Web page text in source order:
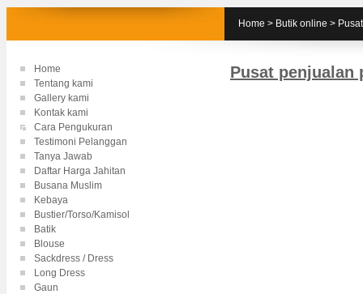
Home > Butik online >
Home
Tentang kami
Gallery kami
Kontak kami
Cara Pengukuran
Testimoni Pelanggan
Tanya Jawab
Daftar Harga Jahitan
Busana Muslim
Kebaya
Bustier/Torso/Kamisol
Batik
Blouse
Sackdress / Dress
Long Dress
Gaun
Pusat penjualan